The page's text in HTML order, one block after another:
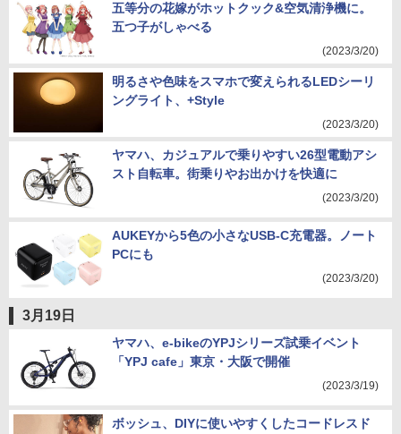
五等分の花嫁がホットクック&空気清浄機に。
五つ子がしゃべる
(2023/3/20)
明るさや色味をスマホで変えられるLEDシーリ
ングライト、+Style
(2023/3/20)
ヤマハ、カジュアルで乗りやすい26型電動アシ
スト自転車。街乗りやお出かけを快適に
(2023/3/20)
AUKEYから5色の小さなUSB-C充電器。ノート
PCにも
(2023/3/20)
3月19日
ヤマハ、e-bikeのYPJシリーズ試乗イベント
「YPJ cafe」東京・大阪で開催
(2023/3/19)
ボッシュ、DIYに使いやすくしたコードレスド